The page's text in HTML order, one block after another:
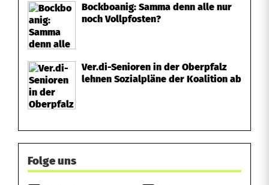
Bockboanig: Samma denn alle nur
noch Vollpfosten?
Ver.di-Senioren in der Oberpfalz
lehnen Sozialpläne der Koalition ab
Folge uns